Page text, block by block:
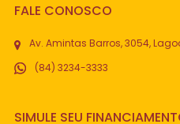
FALE CONOSCO
Av. Amintas Barros, 3054,
(84) 3234-3333
SIMULE SEU